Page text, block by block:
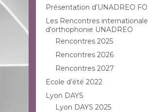
Présentation d’UNADREO
Les Rencontres
d’orthophonie UNADREO
Rencontres 2025
Rencontres 2026
Rencontres 2027
Ecole d’été 2022
Lyon DAYS
Lyon DAYS 2025